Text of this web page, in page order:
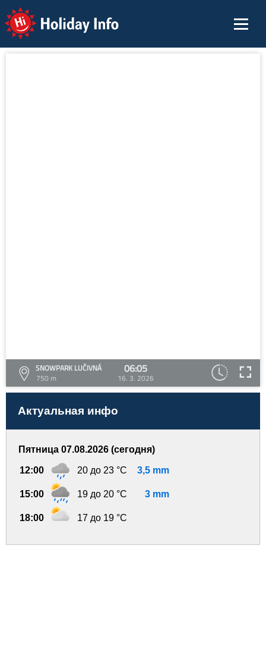
Holiday Info
SNOWPARK LUČIVNÁ
750 m
06:05
16. 3. 2026
Актуальная инфо
Пятница 07.08.2026 (сегодня)
12:00 20 до 23 °C 3,5 mm
15:00 19 до 20 °C 3 mm
18:00 17 до 19 °C